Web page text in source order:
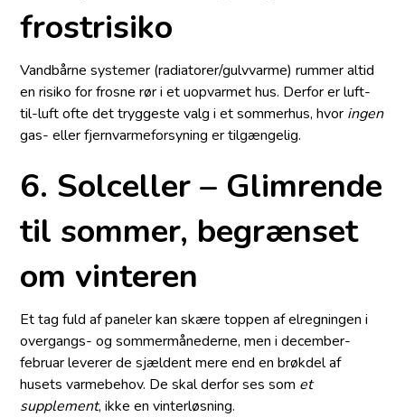
frostrisiko
Vandbårne systemer (radiatorer/gulvvarme) rummer altid
en risiko for frosne rør i et uopvarmet hus. Derfor er luft-
til-luft ofte det tryggeste valg i et sommerhus, hvor ingen
gas- eller fjernvarmeforsyning er tilgængelig.
6. Solceller – Glimrende
til sommer, begrænset
om vinteren
Et tag fuld af paneler kan skære toppen af elregningen i
overgangs- og sommermånederne, men i december-
februar leverer de sjældent mere end en brøkdel af
husets varmebehov. De skal derfor ses som et
supplement, ikke en vinterløsning.